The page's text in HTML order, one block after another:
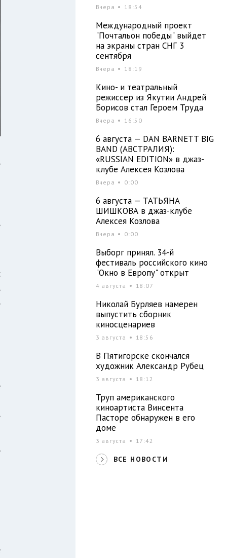
Вчера 18:54
Международный проект
"Почтальон победы" выйдет
на экраны стран СНГ 3
сентября
Вчера 18:19
Кино- и театральный
режиссер из Якутии Андрей
Борисов стал Героем Труда
Вчера 16:50
6 августа — DAN BARNETT BIG
BAND (АВСТРАЛИЯ):
«RUSSIAN EDITION» в джаз-
клубе Алексея Козлова
Вчера 0:00
6 августа — ТАТЬЯНА
ШИШКОВА в джаз-клубе
Алексея Козлова
Вчера 0:00
Выборг принял. 34-й
фестиваль российского кино
"Окно в Европу" открыт
4 августа 18:07
Николай Бурляев намерен
выпустить сборник
киносценариев
3 августа 18:56
В Пятигорске скончался
художник Александр Рубец
3 августа 18:12
Труп американского
киноартиста Винсента
Пасторе обнаружен в его
доме
3 августа 17:42
ВСЕ НОВОСТИ